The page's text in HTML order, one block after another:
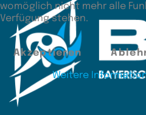
womöglich nicht mehr alle
Verfügung stehen.
Akzeptieren
Weitere